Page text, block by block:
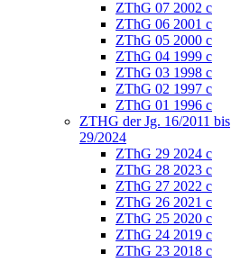
ZThG 07 2002 c
ZThG 06 2001 c
ZThG 05 2000 c
ZThG 04 1999 c
ZThG 03 1998 c
ZThG 02 1997 c
ZThG 01 1996 c
ZTHG der Jg. 16/2011 bis
29/2024
ZThG 29 2024 c
ZThG 28 2023 c
ZThG 27 2022 c
ZThG 26 2021 c
ZThG 25 2020 c
ZThG 24 2019 c
ZThG 23 2018 c